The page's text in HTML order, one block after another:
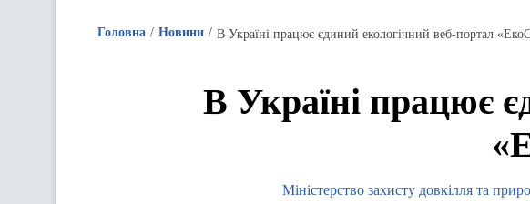
Головна Новини В Україні працює єдиний екологічний веб-портал
В Україні працює
Міністерство захисту довкілля та